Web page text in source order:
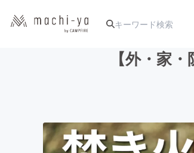
アート・写真
【外・家